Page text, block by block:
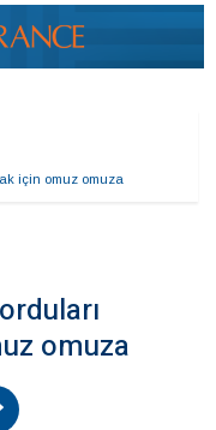
için omuz omuza
omuza